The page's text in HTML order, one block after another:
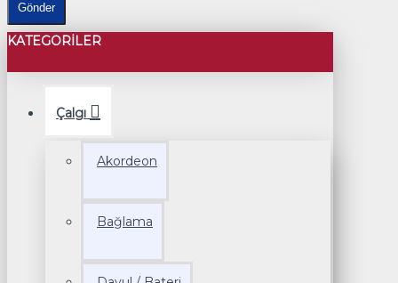
Gönder
KATEGORILER
Çalgı
Akordeon
Bağlama